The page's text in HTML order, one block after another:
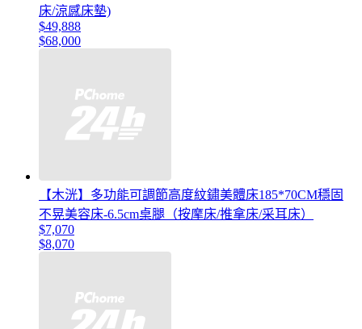
床/涼感床墊)
$49,888
$68,000
【木洸】多功能可調節高度紋鏽美體床185*70CM穩固
不晃美容床-6.5cm桌腿（按摩床/推拿床/采耳床）
$7,070
$8,070